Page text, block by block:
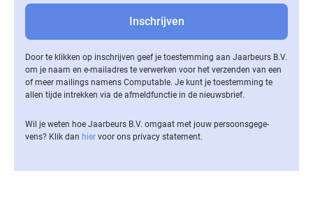
Door te klikken op inschrijven geef je toestemming aan Jaarbeurs B.V.
om je naam en e-mailadres te verwerken voor het verzenden van een
of meer mailings namens Computable. Je kunt je toestemming te
allen tijde intrekken via de af­meld­func­tie in de nieuwsbrief.
Wil je weten hoe Jaarbeurs B.V. omgaat met jouw per­soons­ge­ge­
vens? Klik dan hier voor ons privacy statement.